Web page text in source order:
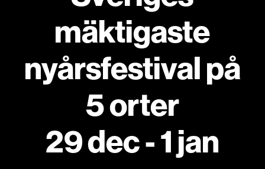
mäktigaste
nyårsfestival på
5 orter
29 dec - 1 jan